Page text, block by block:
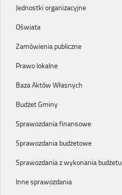
Jednostki organizacyjne
Oświata
Zamówienia publiczne
Prawo lokalne
Baza Aktów Własnych
Budżet Gminy
Sprawozdania finansowe
Sprawozdania budżetowe
Sprawozdania z wykonania budżetu
Inne sprawozdania